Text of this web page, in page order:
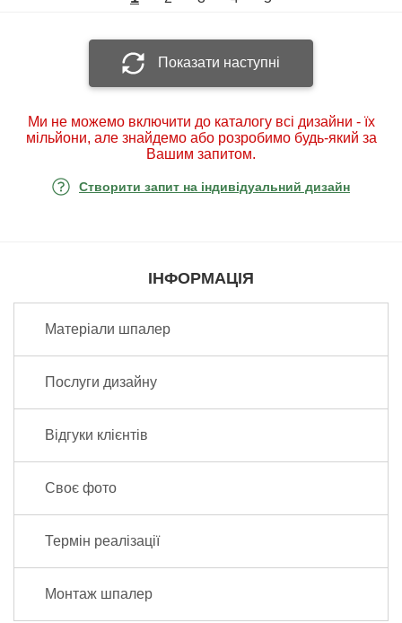
Показати наступні
Ми не можемо включити до каталогу всі дизайни - їх
мільйони, але знайдемо або розробимо будь-який за
Вашим запитом.
Створити запит на індивідуальний дизайн
ІНФОРМАЦІЯ
Матеріали шпалер
Послуги дизайну
Відгуки клієнтів
Своє фото
Термін реалізації
Монтаж шпалер